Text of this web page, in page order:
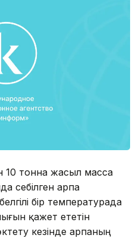
10 тонна жасыл масса
себілген арпа
бір температурада
қажет ететін
кезінде арпаның